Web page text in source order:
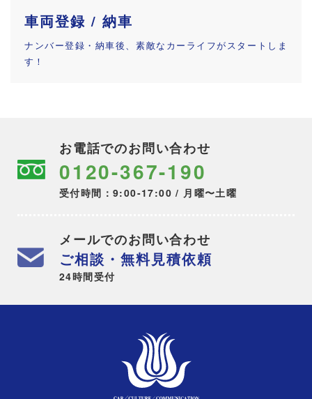
車両登録 / 納車
ナンバー登録・納車後、素敵なカーライフがスタートしま
す！
お電話でのお問い合わせ
0120-367-190
受付時間：9:00-17:00 / 月曜〜土曜
メールでのお問い合わせ
ご相談・無料見積依頼
24時間受付